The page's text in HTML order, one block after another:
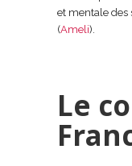
et mentale des
(Ameli).
Le